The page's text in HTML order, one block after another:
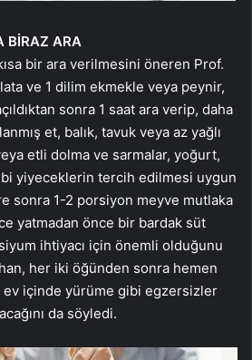
BİRAZ ARA
bir ara verilmesini öneren Prof.
ve 1 dilim ekmekle veya peynir,
sonra 1 saat ara verip, daha
et, balık, tavuk veya az yağlı
etli dolma ve sarmalar, yoğurt,
yiyeceklerin tercih edilmesi uygun
sonra 1-2 porsiyon meyve mutlaka
yatmadan önce bir bardak süt
ihtiyacı için önemli olduğunu
her iki öğünden sonra hemen
içinde yürüme gibi egzersizler
da söyledi.